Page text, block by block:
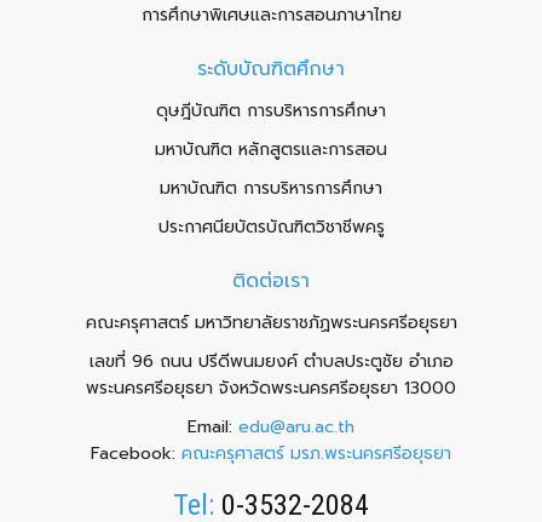
การศึกษาพิเศษและการสอนภาษาไทย
ระดับบัณฑิตศึกษา
ดุษฎีบัณฑิต การบริหารการศึกษา
มหาบัณฑิต หลักสูตรและการสอน
มหาบัณฑิต การบริหารการศึกษา
ประกาศนียบัตรบัณฑิตวิชาชีพครู
ติดต่อเรา
คณะครุศาสตร์ มหาวิทยาลัยราชภัฏพระนครศรีอยุธยา
เลขที่ 96 ถนน ปรีดีพนมยงค์ ตำบลประตูชัย อำเภอ
พระนครศรีอยุธยา จังหวัดพระนครศรีอยุธยา 13000
Email: edu@aru.ac.th
Facebook: คณะครุศาสตร์ มรภ.พระนครศรีอยุธยา
Tel: 0-3532-2084